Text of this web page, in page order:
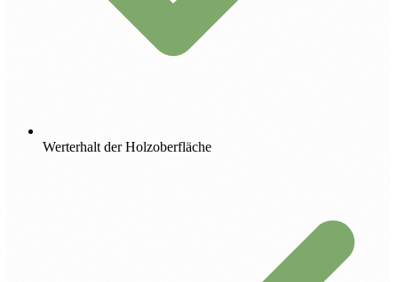
Werterhalt der Holzoberfläche